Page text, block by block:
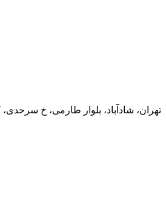
تهران، شادآباد، بلوار طارمی، خ سرحدی،